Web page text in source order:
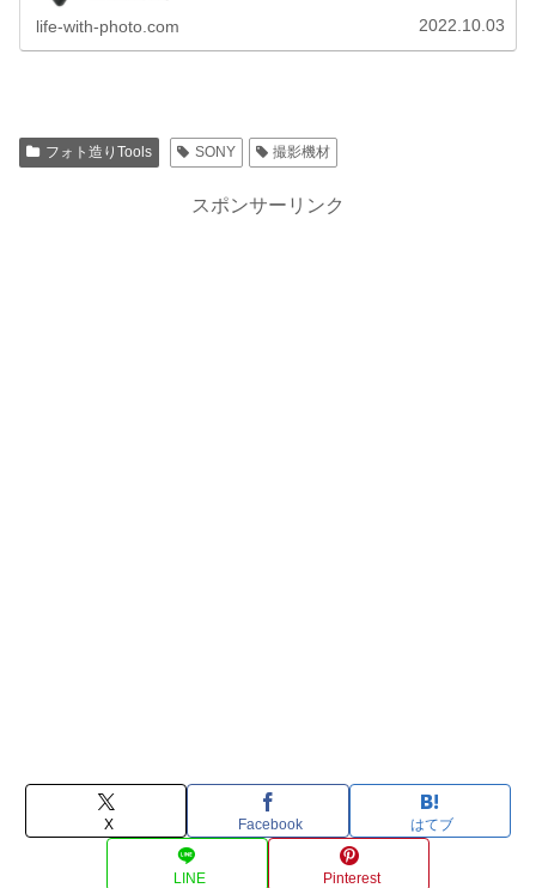
life-with-photo.com 2022.10.03
フォト造りTools SONY 撮影機材
スポンサーリンク
X Facebook はてブ
LINE Pinterest